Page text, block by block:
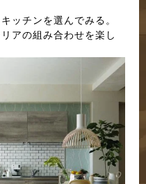
ッチンを選んでみる。
アの組み合わせを楽し